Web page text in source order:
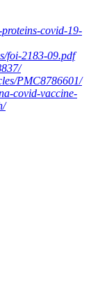
covid-19-
foi-2183-09.pdf
PMC8786601/
covid-vaccine-